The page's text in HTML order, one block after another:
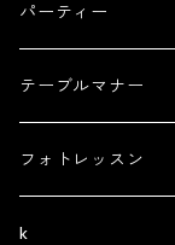
パーティー
テーブルマナー
フォトレッスン
k